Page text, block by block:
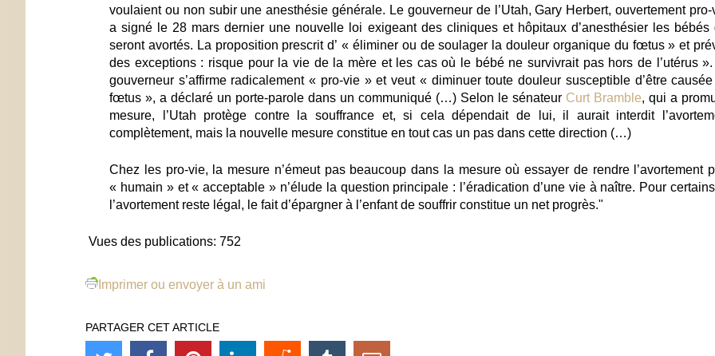
voulaient ou non subir une anesthésie générale. Le gouverneur de l’Utah, Gary Herbert, ouvertement pro-
a signé le 28 mars dernier une nouvelle loi exigeant des cliniques et hôpitaux d’anesthésier les bébés
seront avortés. La proposition prescrit d’ « éliminer ou de soulager la douleur organique du fœtus » et
des exceptions : risque pour la vie de la mère et les cas où le bébé ne survivrait pas hors de l’utérus
gouverneur s’affirme radicalement « pro-vie » et veut « diminuer toute douleur susceptible d’être
fœtus », a déclaré un porte-parole dans un communiqué (…) Selon le sénateur Curt Bramble, qui a
mesure, l’Utah protège contre la souffrance et, si cela dépendait de lui, il aurait interdit
complètement, mais la nouvelle mesure constitue en tout cas un pas dans cette direction (…)
Chez les pro-vie, la mesure n’émeut pas beaucoup dans la mesure où essayer de rendre l’avortement
« humain » et « acceptable » n’élude la question principale : l’éradication d’une vie à naître. Pour
l’avortement reste légal, le fait d’épargner à l’enfant de souffrir constitue un net progrès."
Vues des publications: 752
Imprimer ou envoyer à un ami
PARTAGER CET ARTICLE